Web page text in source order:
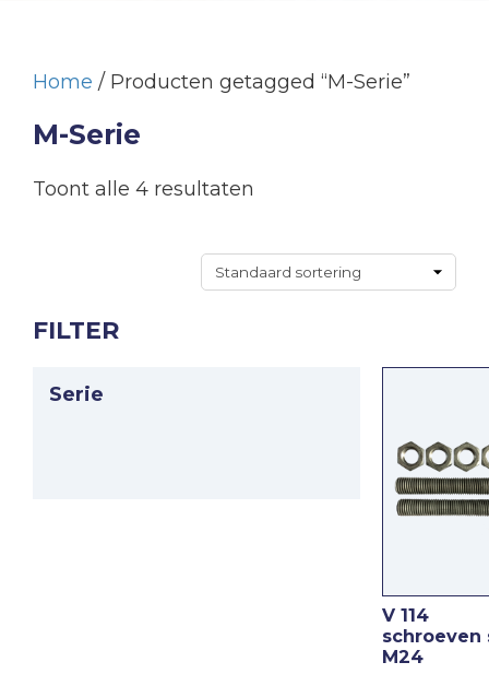
Home / Producten getagged “M-Serie”
M-Serie
Toont alle 4 resultaten
FILTER
Serie
V 114
schroeven
M24